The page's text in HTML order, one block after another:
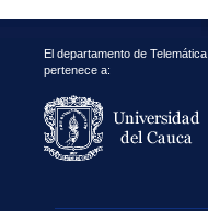
El departamento de Telemática
pertenece a: